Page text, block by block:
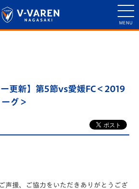
ー更新】第5節vs愛媛FC＜2019
グ＞
声援、ご協力をいただきありがとうござ